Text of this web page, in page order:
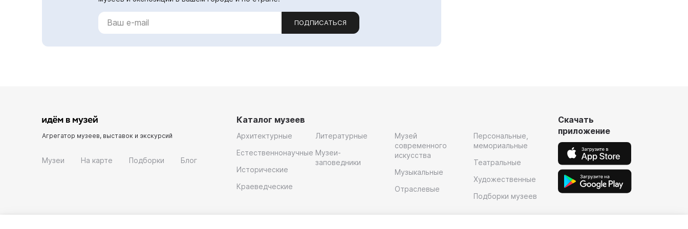
ПОДПИСАТЬСЯ
Агрегатор музеев, выставок и экскурсий
Музеи На карте Подборки Блог
Каталог музеев
Архитектурные
Естественнонаучные
Исторические
Краеведческие
Литературные
Музеи-
заповедники
Музей
современного
искусства
Музыкальные
Отраслевые
Персональные,
мемориальные
Театральные
Художественные
Подборки музеев
Скачать
приложение